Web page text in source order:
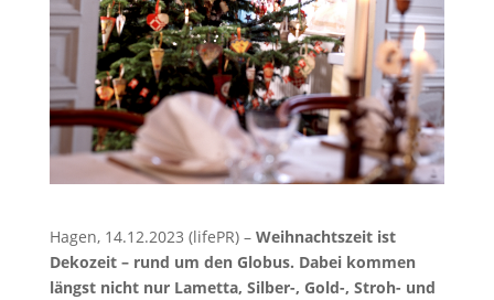
Hagen, 14.12.2023 (lifePR) – Weihnachtszeit ist
Dekozeit – rund um den Globus. Dabei kommen
längst nicht nur Lametta, Silber-, Gold-, Stroh- und